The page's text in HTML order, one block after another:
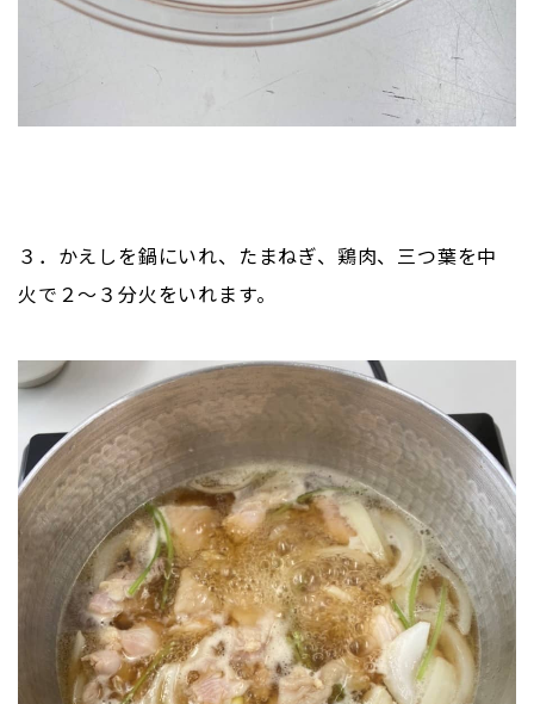
３．かえしを鍋にいれ、たまねぎ、鶏肉、三つ葉を中
火で２～３分火をいれます。